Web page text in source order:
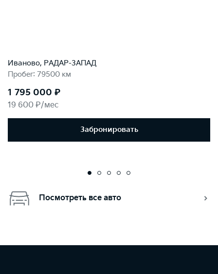
Иваново, РАДАР-ЗАПАД
Пробег: 79500 км
1 795 000 ₽
19 600 ₽/мес
Забронировать
Посмотреть все авто